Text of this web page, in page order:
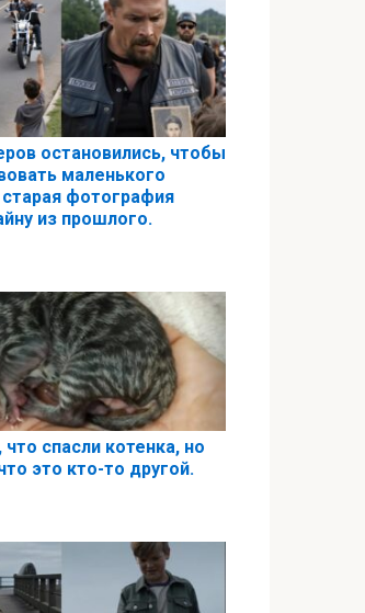
остановились, чтобы
маленького
фотография
из прошлого.
спасли котенка, но
это кто-то другой.